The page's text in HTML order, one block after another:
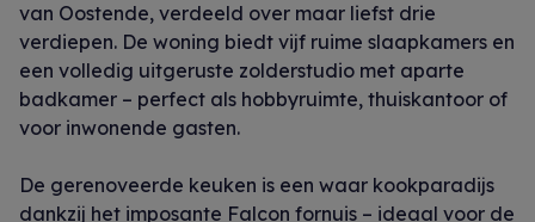
van Oostende, verdeeld over maar liefst drie
verdiepen. De woning biedt vijf ruime slaapkamers en
een volledig uitgeruste zolderstudio met aparte
badkamer – perfect als hobbyruimte, thuiskantoor of
voor inwonende gasten.
De gerenoveerde keuken is een waar kookparadijs
dankzij het imposante Falcon fornuis – ideaal voor de